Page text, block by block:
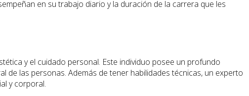
en su trabajo diario y la duración de la carrera que les
y el cuidado personal. Este individuo posee un profundo
las personas. Además de tener habilidades técnicas, un experto
y corporal.